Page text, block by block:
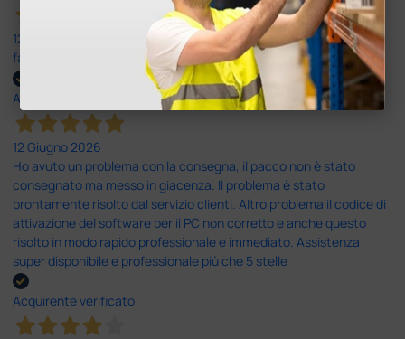
12 Giugno 2026
facilità di acquisto e puntualità
Acquirente verificato
12 Giugno 2026
Ho avuto un problema con la consegna, il pacco non è stato
consegnato ma messo in giacenza. Il problema è stato
prontamente risolto dal servizio clienti. Altro problema il codice di
attivazione del software per il PC non corretto e anche questo
risolto in modo rapido professionale e immediato. Assistenza
super disponibile e professionale più che 5 stelle
Acquirente verificato